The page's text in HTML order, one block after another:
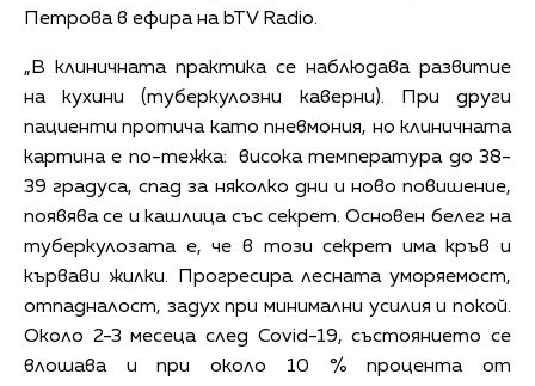
Петрова в ефира на bTV Radio.
„В клиничната практика се наблюдава развитие
на кухини (туберкулозни каверни). При други
пациенти протича като пневмония, но клиничната
картина е по-тежка: висока температура до 38-
39 градуса, спад за няколко дни и ново повишение,
появява се и кашлица със секрет. Основен белег на
туберкулозата е, че в този секрет има кръв и
кървави жилки. Прогресира лесната уморяемост,
отпадналост, задух при минимални усилия и покой.
Около 2-3 месеца след Covid-19, състоянието се
влошава и при около 10 % процента от